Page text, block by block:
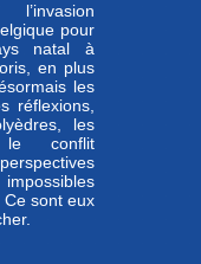
pour
natal à
en plus
les
réflexions,
les
le conflit
Ce sont eux